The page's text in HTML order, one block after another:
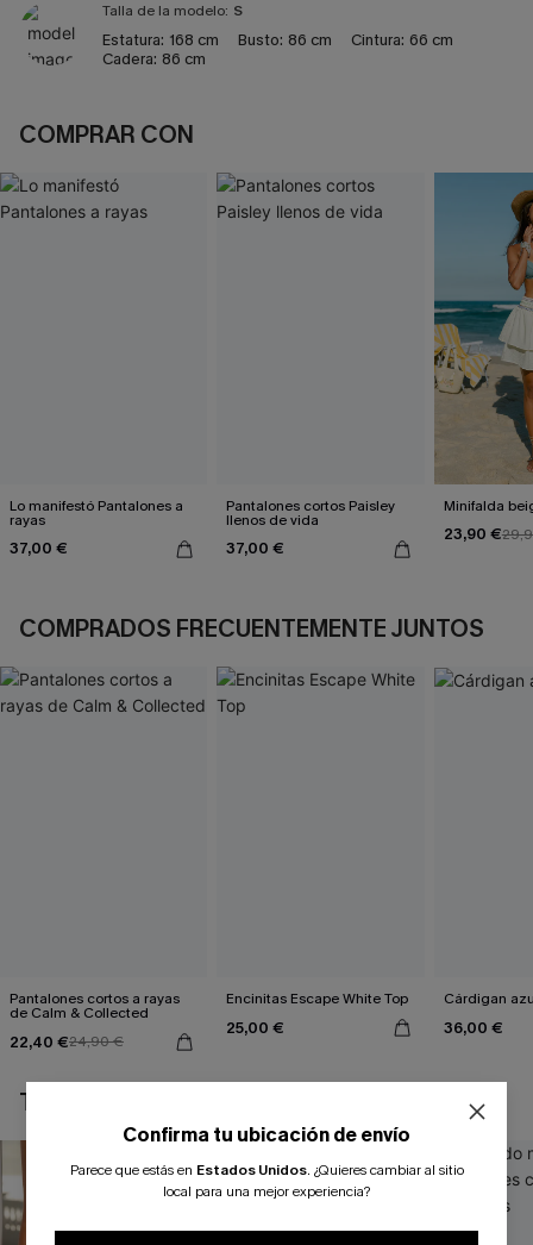
Talla de la modelo: S
Estatura: 168 cm Busto: 86 cm Cintura: 66 cm
Cadera: 86 cm
COMPRAR CON
Lo manifestó Pantalones a
rayas
37,00 €
Pantalones cortos Paisley
llenos de vida
37,00 €
Minifalda
23,90 €
COMPRADOS FRECUENTEMENTE JUNTOS
Pantalones cortos a rayas
de Calm & Collected
22,40 €24,90 €
Encinitas Escape White Top
25,00 €
Cárdigan
36,00 €
TAMBIÉN TE PUEDE GUSTAR
Confirma tu ubicación de envío
Parece que estás en Estados Unidos. ¿Quieres cambiar al sitio
local para una mejor experiencia?